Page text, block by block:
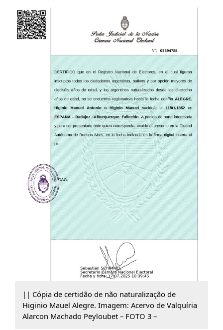
|| Cópia de certidão de não naturalização de
Higinio Mauel Alegre. Imagem: Acervo de Valquíria
Alarcon Machado Peyloubet – FOTO 3 –